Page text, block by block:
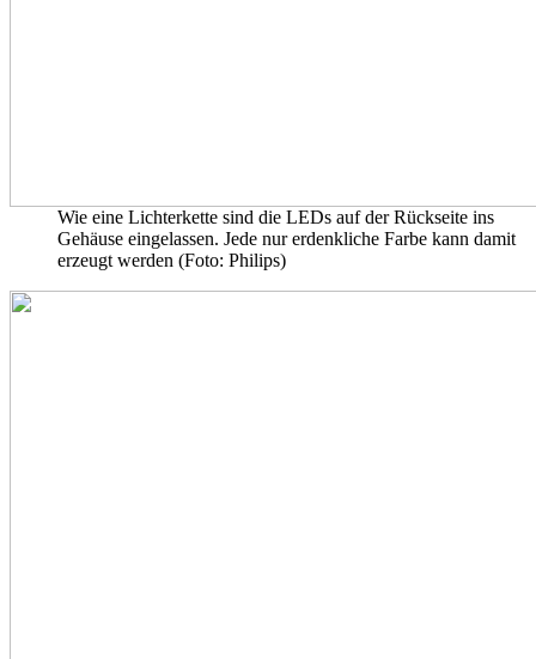
Wie eine Lichterkette sind die LEDs auf der Rückseite ins
Gehäuse eingelassen. Jede nur erdenkliche Farbe kann damit
erzeugt werden (Foto: Philips)